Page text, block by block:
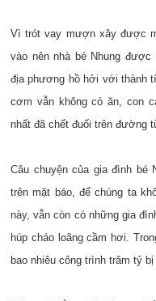
Vì trót vay mượn xây được
vào nên nhà bé Nhung được
địa phương hồ hởi với thành
cơm vẫn không có ăn, con
nhất đã chết đuối trên đường
Câu chuyện của gia đình bé
trên mặt báo, để chúng ta
này, vẫn còn có những gia
húp cháo loãng cầm hơi.
bao nhiêu công trình trăm tỷ